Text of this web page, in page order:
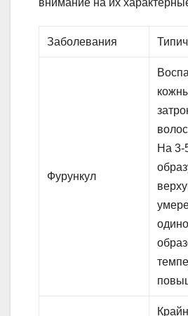
внимание на их
Заболевания
Фурункул
На 3-